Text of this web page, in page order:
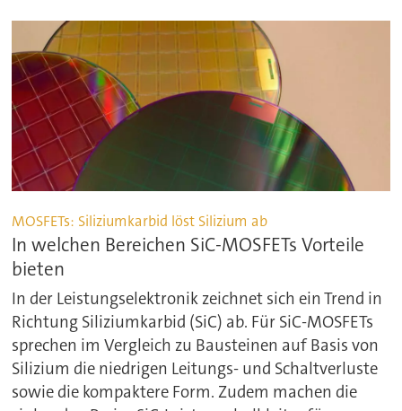
MOSFETs: Siliziumkarbid löst Silizium ab
In welchen Bereichen SiC-MOSFETs Vorteile
bieten
In der Leistungselektronik zeichnet sich ein Trend in
Richtung Siliziumkarbid (SiC) ab. Für SiC-MOSFETs
sprechen im Vergleich zu Bausteinen auf Basis von
Silizium die niedrigen Leitungs- und Schaltverluste
sowie die kompaktere Form. Zudem machen die